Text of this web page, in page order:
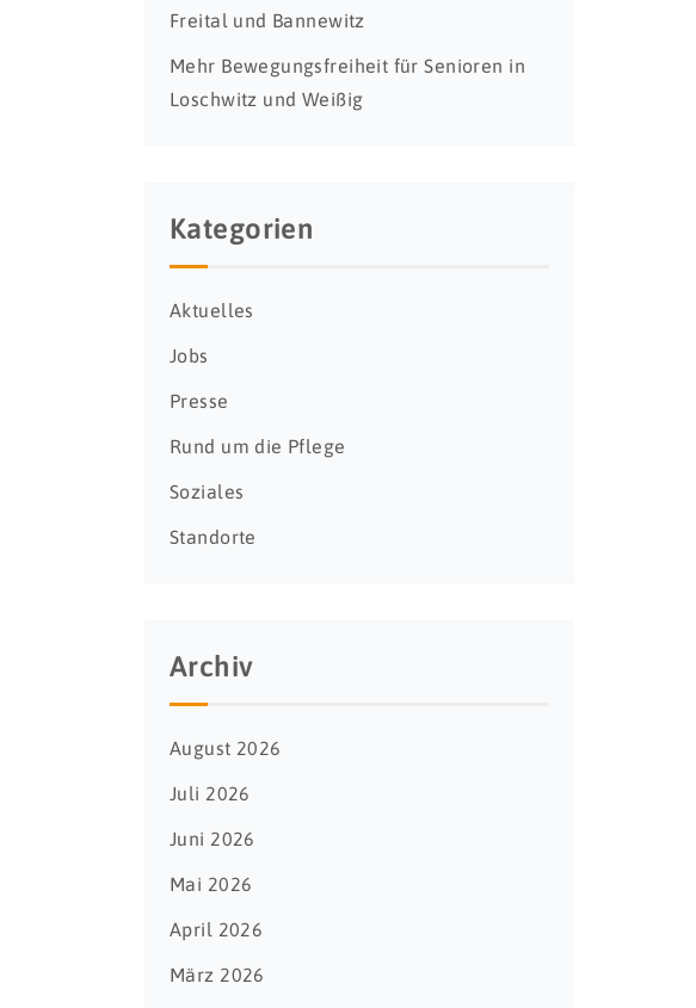
Freital und Bannewitz
Mehr Bewegungsfreiheit für Senioren in
Loschwitz und Weißig
Kategorien
Aktuelles
Jobs
Presse
Rund um die Pflege
Soziales
Standorte
Archiv
August 2026
Juli 2026
Juni 2026
Mai 2026
April 2026
März 2026